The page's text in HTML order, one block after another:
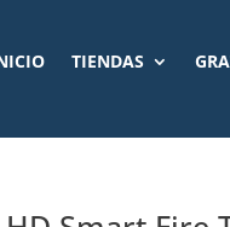
TIENDAS